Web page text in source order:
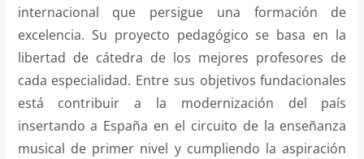
internacional que persigue una formación de
excelencia. Su proyecto pedagógico se basa en la
libertad de cátedra de los mejores profesores de
cada especialidad. Entre sus objetivos fundacionales
está contribuir a la modernización del país
insertando a España en el circuito de la enseñanza
musical de primer nivel y cumpliendo la aspiración